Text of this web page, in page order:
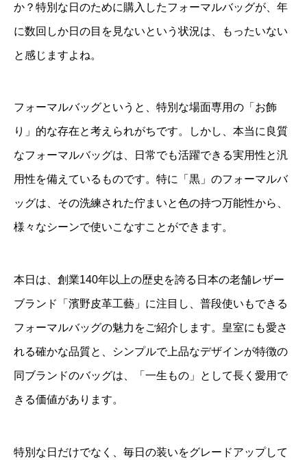
か？特別な日のために購入したフォーマルバッグが、年
に数回しか日の目を見ないという状況は、もったいない
と感じますよね。
フォーマルバッグというと、特別な場面専用の「お飾
り」的な存在と考えられがちです。しかし、本当に良質
なフォーマルバッグは、日常でも活躍できる実用性と汎
用性を備えているものです。特に「黒」のフォーマルバ
ッグは、その洗練された佇まいと色の持つ万能性から、
様々なシーンで使いこなすことができます。
本日は、創業140年以上の歴史を誇る日本の老舗レザー
ブランド「 濱野皮革工藝 」に注目し、普段使いもできる
フォーマルバッグの魅力をご紹介します。皇室にも愛さ
れる確かな品質と、シンプルで上品なデザインが特徴の
同ブランドのバッグは、「一生もの」として長く愛用で
きる価値があります。
特別な日だけでなく、毎日の装いをグレードアップして